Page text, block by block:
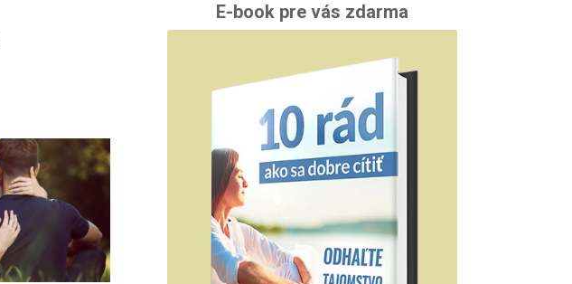
E-book pre vás zdarma